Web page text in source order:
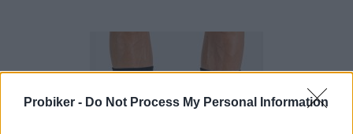
Probiker - Do Not Process My Personal Information